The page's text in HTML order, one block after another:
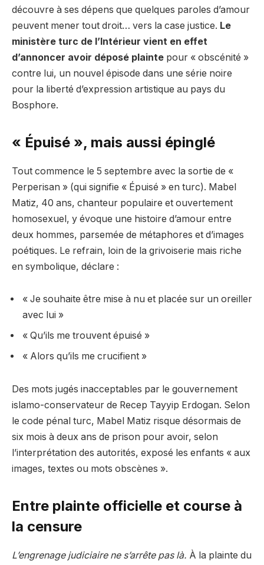
découvre à ses dépens que quelques paroles d’amour
peuvent mener tout droit… vers la case justice. Le
ministère turc de l’Intérieur vient en effet
d’annoncer avoir déposé plainte pour « obscénité »
contre lui, un nouvel épisode dans une série noire
pour la liberté d’expression artistique au pays du
Bosphore.
« Épuisé », mais aussi épinglé
Tout commence le 5 septembre avec la sortie de «
Perperisan » (qui signifie « Épuisé » en turc). Mabel
Matiz, 40 ans, chanteur populaire et ouvertement
homosexuel, y évoque une histoire d’amour entre
deux hommes, parsemée de métaphores et d’images
poétiques. Le refrain, loin de la grivoiserie mais riche
en symbolique, déclare :
« Je souhaite être mise à nu et placée sur un oreiller
avec lui »
« Qu’ils me trouvent épuisé »
« Alors qu’ils me crucifient »
Des mots jugés inacceptables par le gouvernement
islamo-conservateur de Recep Tayyip Erdogan. Selon
le code pénal turc, Mabel Matiz risque désormais de
six mois à deux ans de prison pour avoir, selon
l’interprétation des autorités, exposé les enfants « aux
images, textes ou mots obscènes ».
Entre plainte officielle et course à
la censure
L’engrenage judiciaire ne s’arrête pas là. À la plainte du